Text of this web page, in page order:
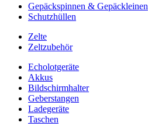
Gepäckspinnen & Gepäckleinen
Schutzhüllen
Zelte
Zeltzubehör
Echolotgeräte
Akkus
Bildschirmhalter
Geberstangen
Ladegeräte
Taschen